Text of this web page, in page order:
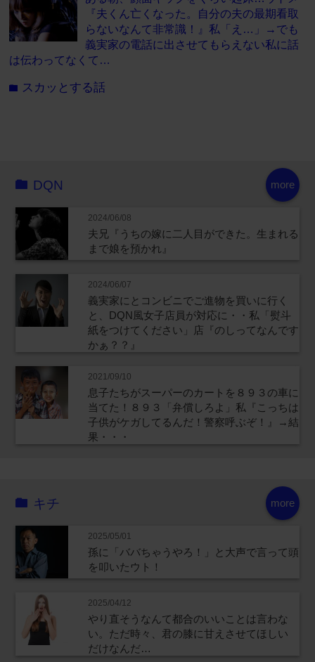
『夫くん亡くなった。自分の夫の最期看取
らないなんて非常識！』私「え…」→でも
義実家の電話に出させてもらえない私に話
は伝わってなくて…
folder スカッとする話
more
DQN
2024/06/08
夫兄『うちの嫁に二人目ができた。生まれる
まで娘を預かれ』
2024/06/07
義実家にとコンビニでご進物を買いに行く
と、DQN風女子店員が対応に・・私「熨斗
紙をつけてください」店『のしってなんです
かぁ？？』
2021/09/10
息子たちがスーパーのカートを８９３の車に
当てた！８９３「弁償しろよ」私『こっちは
子供がケガしてるんだ！警察呼ぶぞ！』→結
果・・・
more
キチ
2025/05/01
孫に「ババちゃうやろ！」と大声で言って頭
を叩いたウト！
2025/04/12
やり直そうなんて都合のいいことは言わな
い。ただ時々、君の膝に甘えさせてほしい
だけなんだ…